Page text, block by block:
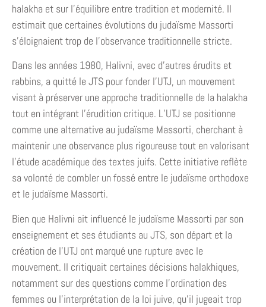
halakha et sur l’équilibre entre tradition et modernité. Il
estimait que certaines évolutions du judaïsme Massorti
s’éloignaient trop de l’observance traditionnelle stricte.
Dans les années 1980, Halivni, avec d’autres érudits et
rabbins, a quitté le JTS pour fonder l’UTJ, un mouvement
visant à préserver une approche traditionnelle de la halakha
tout en intégrant l’érudition critique. L’UTJ se positionne
comme une alternative au judaïsme Massorti, cherchant à
maintenir une observance plus rigoureuse tout en valorisant
l’étude académique des textes juifs. Cette initiative reflète
sa volonté de combler un fossé entre le judaïsme orthodoxe
et le judaïsme Massorti.
Bien que Halivni ait influencé le judaïsme Massorti par son
enseignement et ses étudiants au JTS, son départ et la
création de l’UTJ ont marqué une rupture avec le
mouvement. Il critiquait certaines décisions halakhiques,
notamment sur des questions comme l’ordination des
femmes ou l’interprétation de la loi juive, qu’il jugeait trop